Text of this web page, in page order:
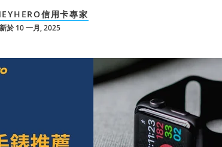
信用卡專家
於 10 一月, 2025